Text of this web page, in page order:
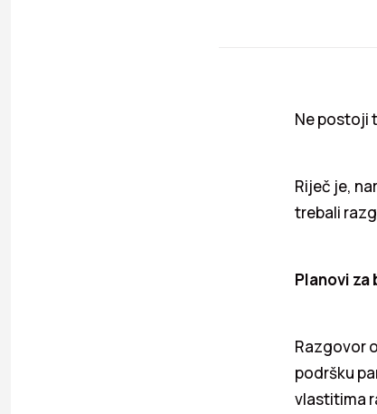
Ne postoji
Riječ je,
trebali
Planovi
Razgovor
podršku
vlastitima